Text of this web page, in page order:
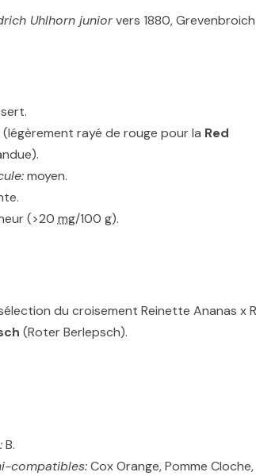
Uhlhorn juniorvers 1880,
rayé de rouge pour la Red
moyen.
(>20mg/100 g).
du croisement Reinette Ananas x
(Roter Berlepsch).
B.
compatibles:Cox Orange, Pomme